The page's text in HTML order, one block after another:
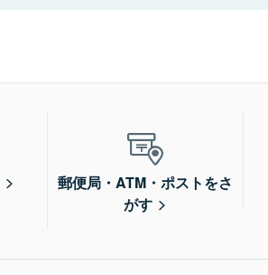
郵便局・ATM・ポストをさ
がす